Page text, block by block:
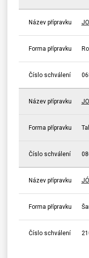
Název přípravku
Forma přípravku
Číslo schválení
Název přípravku
Forma přípravku
Číslo schválení
Název přípravku
Forma přípravku
Číslo schválení